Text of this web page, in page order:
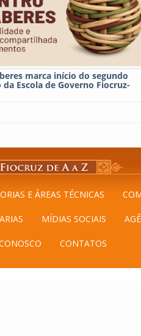
marca início do segundo
Escola de Governo Fiocruz-
E ÁREAS TÉCNICAS
MÍDIAS SOCIAIS
CONTATOS